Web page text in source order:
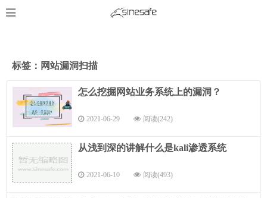
标签：网站漏洞扫描
怎么挖掘网站业务系统上的漏洞？
2021-06-29 阅读(242)
从浅到深的讲解什么是kali渗透系统
2021-06-10 阅读(493)